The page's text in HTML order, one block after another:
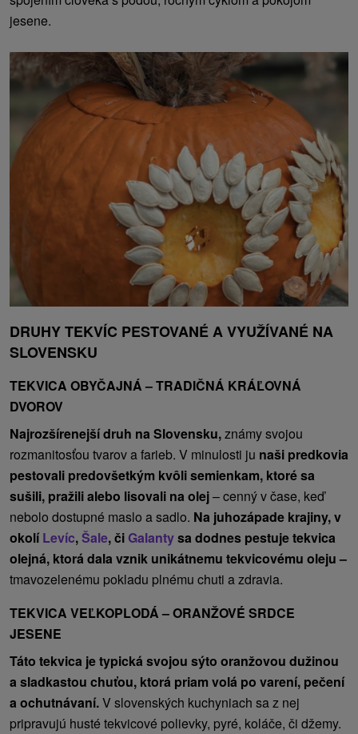
jesene.
DRUHY TEKVÍC PESTOVANÉ A VYUŽÍVANÉ NA
SLOVENSKU
TEKVICA OBYČAJNÁ – TRADIČNÁ KRÁĽOVNÁ
DVOROV
Najrozšírenejší druh na Slovensku,známy svojou
rozmanitosťou tvarov a farieb. V minulosti ju naši predkovia
pestovali predovšetkým kvôli semienkam, ktoré sa
sušili, pražili alebo lisovali na olej– cenný v čase, keď
nebolo dostupné maslo a sadlo. Na juhozápade krajiny, v
okolíLevíc,Šale, čiGalantysa dodnes pestuje tekvica
olejná, ktorá dala vznik unikátnemu tekvicovému oleju –
tmavozelenému pokladu plnému chuti a zdravia.
TEKVICA VEĽKOPLODÁ – ORANŽOVÉ SRDCE
JESENE
Táto tekvica je typická svojou sýto oranžovou dužinou
a sladkastou chuťou, ktorá priam volá po varení, pečení
a ochutnávaní.V slovenských kuchyniach sa z nej
pripravujú husté tekvicové polievky, pyré, koláče, či džemy.